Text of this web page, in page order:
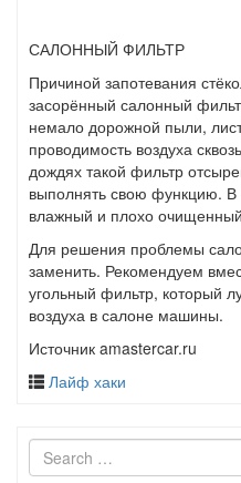
САЛОННЫЙ ФИЛЬТР
Причиной запотевания
засорённый салонный
немало дорожной пыли,
проводимость воздуха
дождях такой фильтр
выполнять свою функцию. В
влажный и плохо
Для решения проблемы
заменить. Рекомендуем
угольный фильтр, который
воздуха в салоне машины.
Источник amastercar.ru
Лайф хаки
Search
for